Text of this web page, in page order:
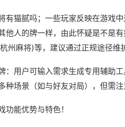
有猫腻吗；一些玩家反映在游戏
他人的牌一样，由此怀疑是不是
州麻将)等，建议通过正规途径维
：用户可输入需求生成专用辅助
种场景（如与好友对局），但需
功能优势与特色！